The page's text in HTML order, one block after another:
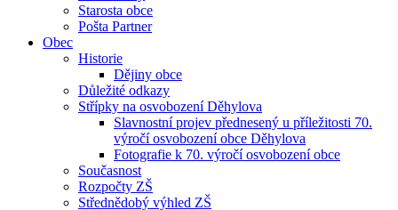
Starosta obce
Pošta Partner
Obec
Historie
Dějiny obce
Důležité odkazy
Střípky na osvobození Děhylova
Slavnostní projev přednesený u příležitosti 70.
výročí osvobození obce Děhylova
Fotografie k 70. výročí osvobození obce
Současnost
Rozpočty ZŠ
Střednědobý výhled ZŠ